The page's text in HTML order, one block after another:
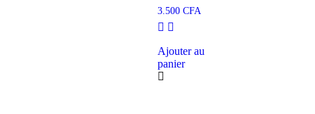
3.500 CFA
Ajouter au
panier